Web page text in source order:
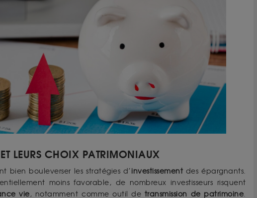
LEURS CHOIX PATRIMONIAUX
bien bouleverser les stratégies d’investissement des épargnants.
moins favorable, de nombreux investisseurs risquent
vie, notamment comme outil de transmission de patrimoine.